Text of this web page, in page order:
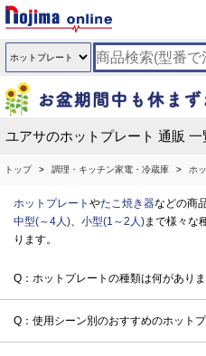
ユアサのホットプレート 通販 一
トップ 調理・キッチン家電・冷蔵庫 ホ
ホットプレート やたこ焼き器などの商
中型(～4人)、 小型(1～2人)まで様々な
ります。
Q：ホットプレートの種類は何があり
Q：使用シーン別のおすすめのホット